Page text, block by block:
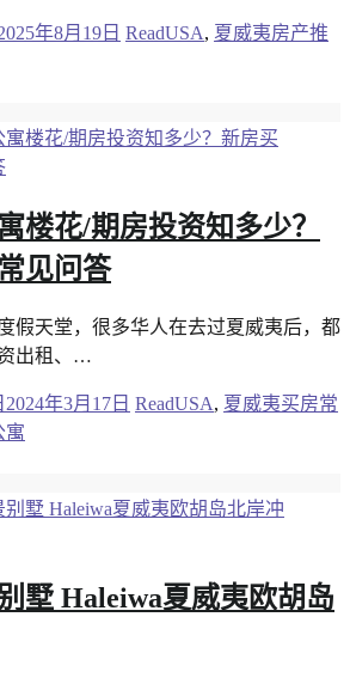
年8月19日 ReadUSA, 夏威夷房产推
楼花/期房投资知多少？
见问答
假天堂，很多华人在去过夏威夷后，都
出租、…
2024年3月17日 ReadUSA, 夏威夷买房常
寓
墅 Haleiwa夏威夷欧胡岛